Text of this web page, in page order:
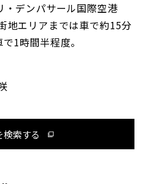
デンパサール国際空港
地エリアまでは車で約15分
1時間半程度。
索する